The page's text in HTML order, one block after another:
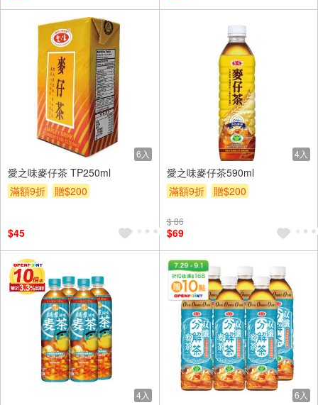
6入
愛之味麥仔茶 TP250ml
滿額9折
贈$200
$45
4入
愛之味麥仔茶590ml
滿額9折
贈$200
$ 86
$69
4入 6入